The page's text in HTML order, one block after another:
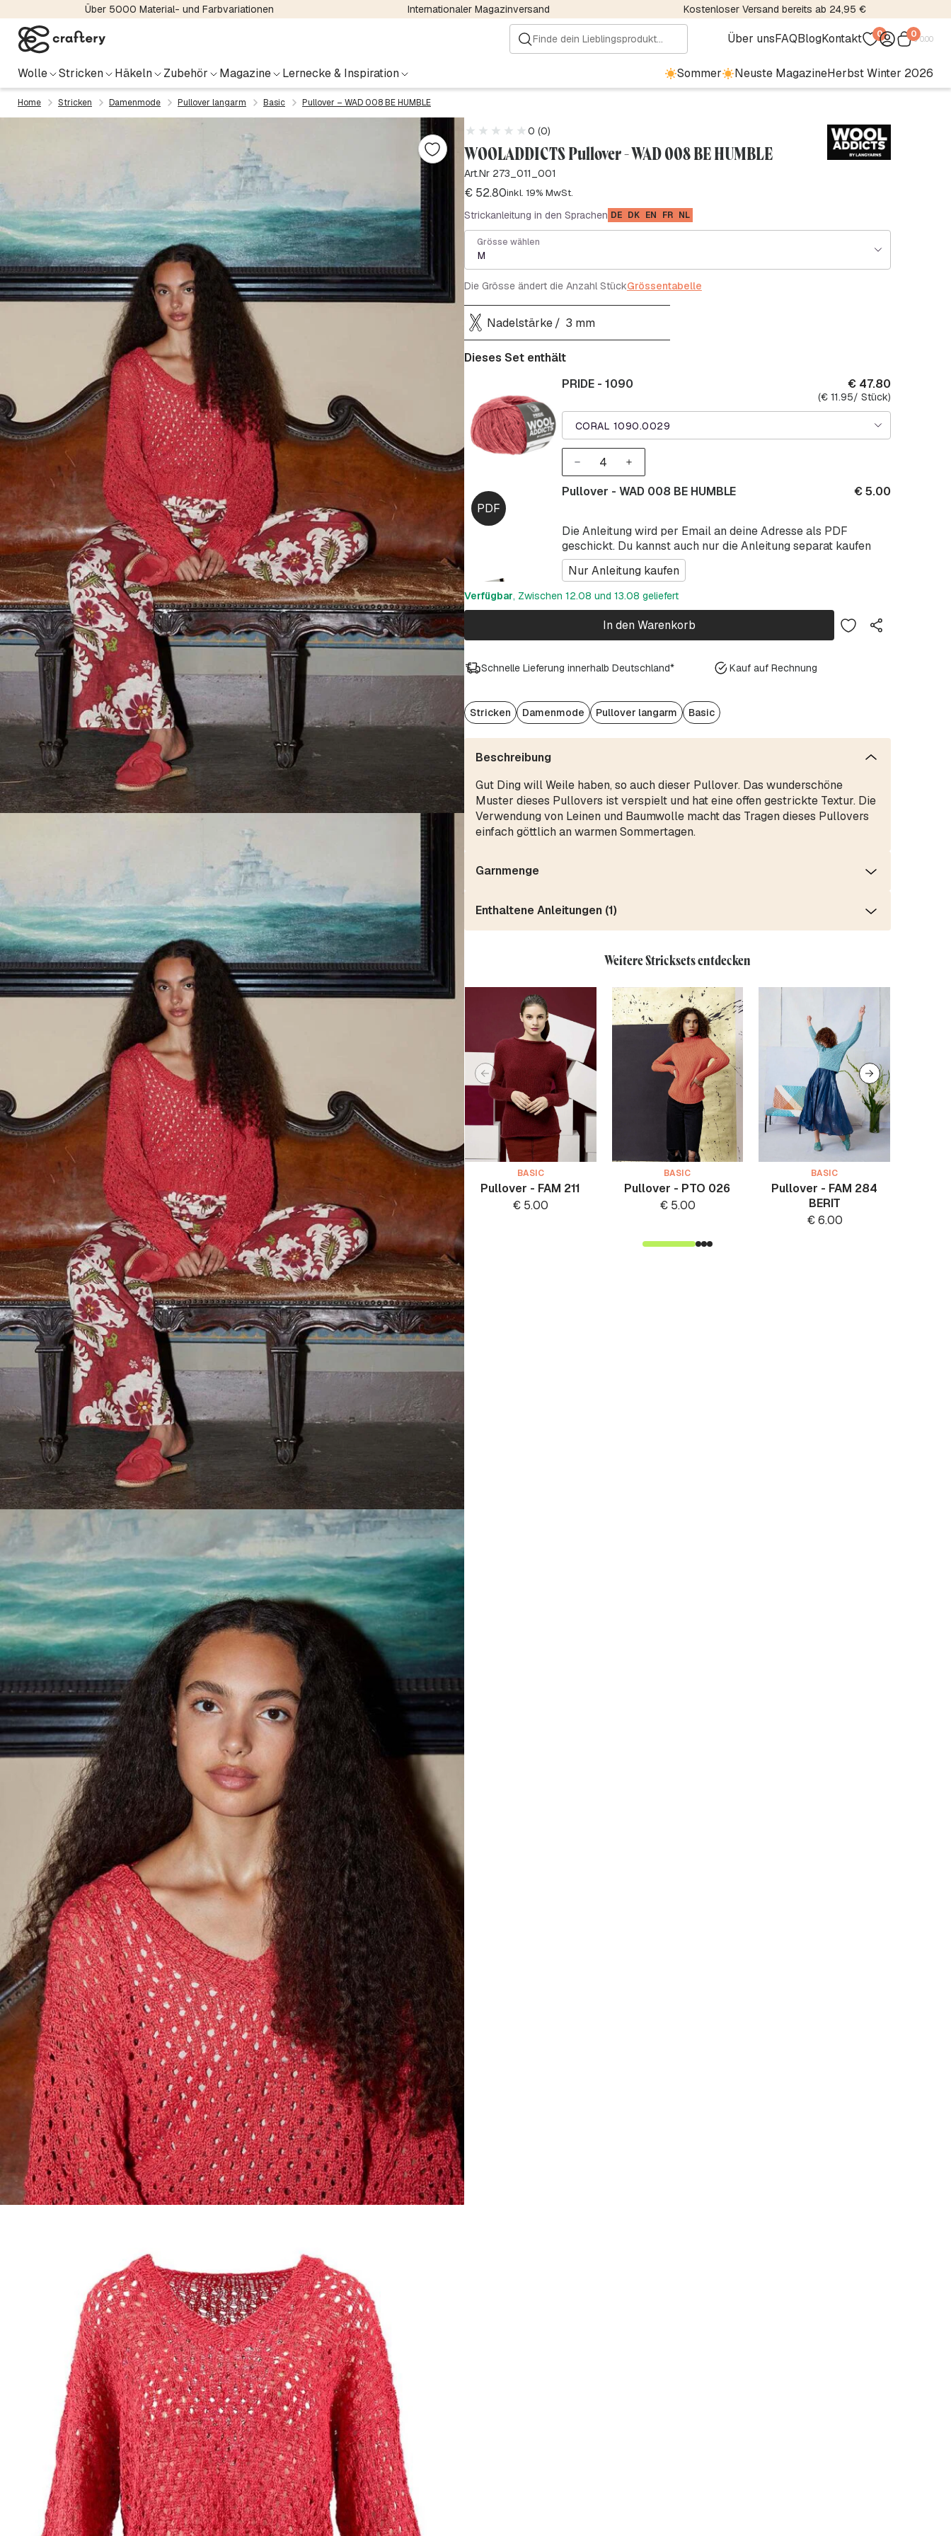
Über 5000 Material- und Farbvariationen Internationaler Magazinversand Kostenloser Versand bereits ab 24,95 €
Über unsFAQBlogKontakt 0 0€0.00
Wolle Stricken Häkeln Zubehör Magazine Lernecke & Inspiration Sommer Neuste MagazineHerbst Winter 2026
Home Stricken Damenmode Pullover langarm Basic Pullover – WAD 008 BE HUMBLE
0 (0)
WOOLADDICTS Pullover - WAD 008 BE HUMBLE
Art.Nr 273_011_001
€52.80inkl. 19% MwSt.
Strickanleitung in den Sprachen DE DK EN FR NL
Grösse wählen
M
Die Grösse ändert die Anzahl StückGrössentabelle
Nadelstärke 3 mm
Dieses Set enthält
CORAL 1090.0029
PRIDE - 1090 €47.80
(€11.95/ Stück)
Die Anleitung wird per Email an deine Adresse als PDF
geschickt. Du kannst auch nur die Anleitung separat kaufen
Nur Anleitung kaufen
Pullover - WAD 008 BE HUMBLE €5.00
Verfügbar, Zwischen 12.08 und 13.08 geliefert
In den Warenkorb
Schnelle Lieferung innerhalb Deutschland* Kauf auf Rechnung
Stricken Damenmode Pullover langarm Basic
Beschreibung
Gut Ding will Weile haben, so auch dieser Pullover. Das wunderschöne
Muster dieses Pullovers ist verspielt und hat eine offen gestrickte Textur. Die
Verwendung von Leinen und Baumwolle macht das Tragen dieses Pullovers
einfach göttlich an warmen Sommertagen.
Garnmenge
Enthaltene Anleitungen (1)
Weitere Stricksets entdecken
BASIC
Pullover - FAM 211
€ 5.00
BASIC
Pullover - PTO 026
€5.00
BASIC
Pullover - FAM 284
BERIT
€6.00